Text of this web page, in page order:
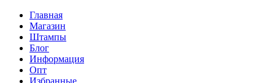
Главная
Магазин
Штампы
Блог
Информация
Опт
Избранные